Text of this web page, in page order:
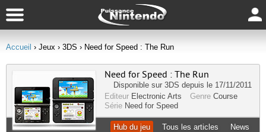
Accueil › Jeux › 3DS › Need for Speed : The Run
Need for Speed : The Run
Disponible sur 3DS depuis le 17/11/2011
Editeur Electronic Arts Genre Course
Série Need for Speed
Hub du jeu Tous les articles News